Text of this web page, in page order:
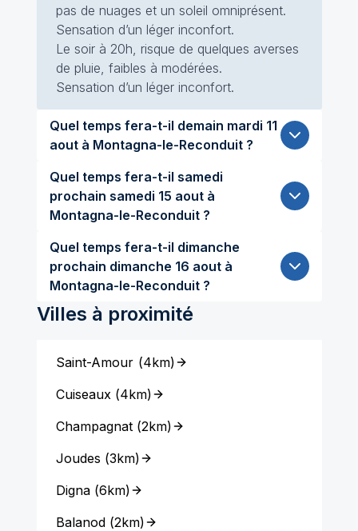
pas de nuages et un soleil omniprésent.
Sensation d’un léger inconfort.
Le soir à 20h, risque de quelques averses
de pluie, faibles à modérées.
Sensation d’un léger inconfort.
Quel temps fera-t-il demain mardi 11
aout à Montagna-le-Reconduit ?
Quel temps fera-t-il samedi
prochain samedi 15 aout à
Montagna-le-Reconduit ?
Quel temps fera-t-il dimanche
prochain dimanche 16 aout à
Montagna-le-Reconduit ?
Villes à proximité
Saint-Amour (4km)
Cuiseaux(4km)
Champagnat(2km)
Joudes (3km)
Digna(6km)
Balanod(2km)